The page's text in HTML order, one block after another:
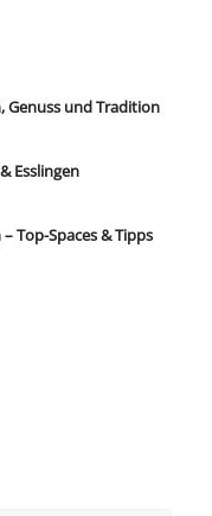
Genuss und Tradition
Esslingen
Top-Spaces & Tipps